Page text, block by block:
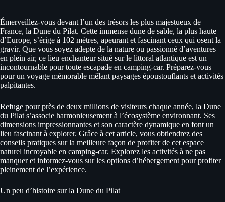
Émerveillez-vous devant l’un des trésors les plus majestueux de
France, la Dune du Pilat. Cette immense dune de sable, la plus haute
d’Europe, s’érige à 102 mètres, apeurant et fascinant ceux qui osent la
gravir. Que vous soyez adepte de la nature ou passionné d’aventures
en plein air, ce lieu enchanteur situé sur le littoral atlantique est un
incontournable pour toute escapade en camping-car. Préparez-vous
pour un voyage mémorable mêlant paysages époustouflants et activités
palpitantes.
Refuge pour près de deux millions de visiteurs chaque année, la Dune
du Pilat s’associe harmonieusement à l’écosystème environnant. Ses
dimensions impressionnantes et son caractère dynamique en font un
lieu fascinant à explorer. Grâce à cet article, vous obtiendrez des
conseils pratiques sur la meilleure façon de profiter de cet espace
naturel incroyable en camping-car. Explorez les activités à ne pas
manquer et informez-vous sur les options d’hébergement pour profiter
pleinement de l’expérience.
Un peu d’histoire sur la Dune du Pilat